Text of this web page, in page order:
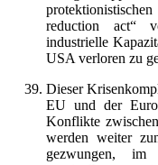
reduction act“
industrielle
USA verloren zu
Dieser
EU und der
Konflikte
werden weiter
gezwungen,